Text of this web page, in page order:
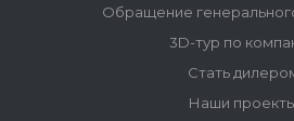
Обращение
3D-тур по
Стать
Наши